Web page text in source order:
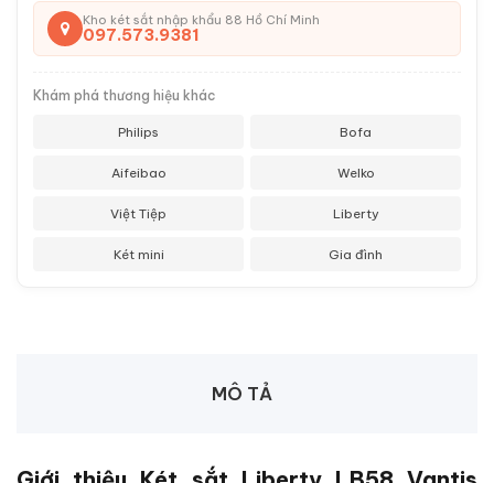
Kho két sắt nhập khẩu 88 Hồ Chí Minh
097.573.9381
Khám phá thương hiệu khác
Philips Bofa
Aifeibao Welko
Việt Tiệp Liberty
Két mini Gia đình
MÔ TẢ